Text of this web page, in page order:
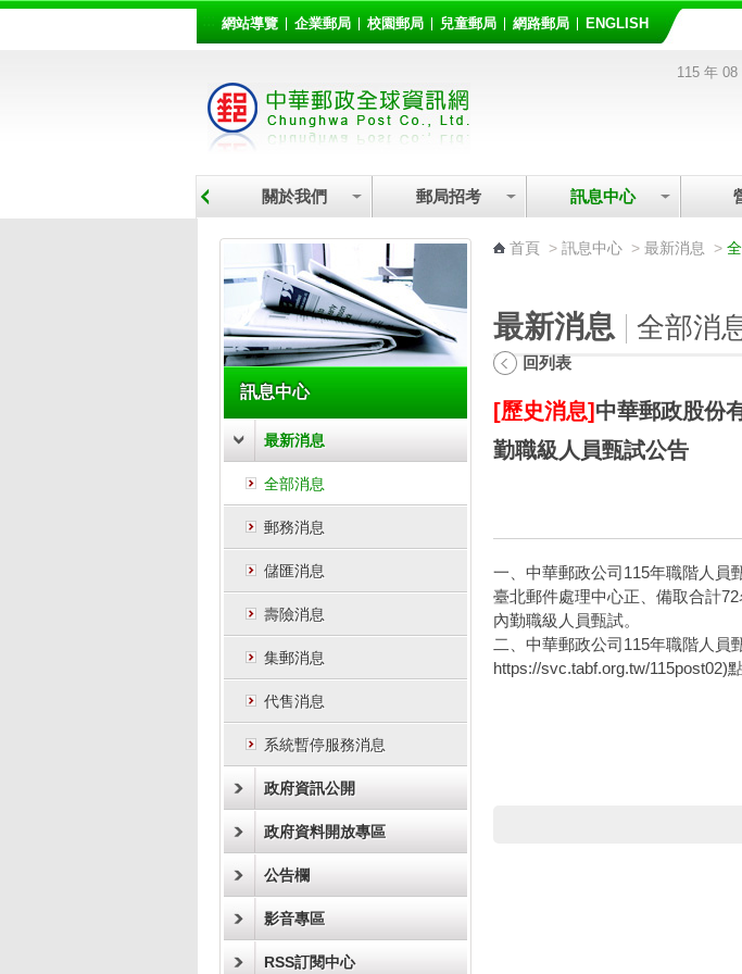
網站導覽 企業郵局 校園郵局 兒童郵局 網路郵局 ENGLISH
115 年 08
關於我們 郵局招考 訊息中心
訊息中心
最新消息
全部消息
郵務消息
儲匯消息
壽險消息
集郵消息
代售消息
系統暫停服務消息
政府資訊公開
政府資料開放專區
公告欄
影音專區
RSS訂閱中心
首頁 > 訊息中心 > 最新消息 >
最新消息 全部消
回列表
[歷史消息] 中華郵政股份
勤職級人員甄試公告
一、中華郵政公司115年職階人員
臺北郵件處理中心正、備取合計
內勤職級人員甄試。
二、中華郵政公司115年職階人員
https://svc.tabf.org.tw/115post02)點